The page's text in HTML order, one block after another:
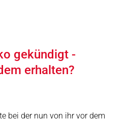
gekündigt -
erhalten?
bei der nun von ihr vor dem